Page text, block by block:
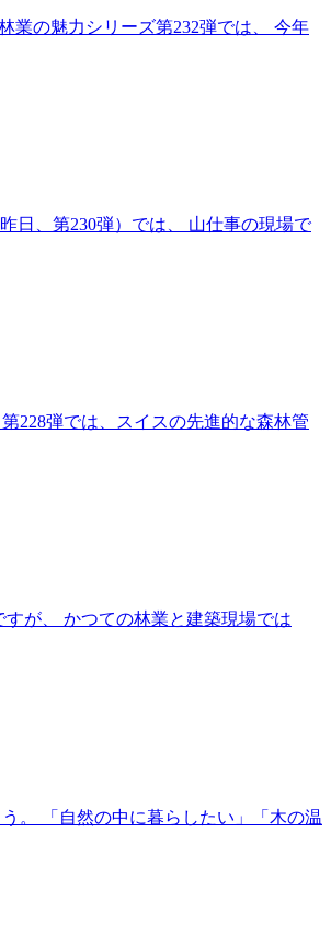
業の魅力シリーズ第232弾では、 今年
日、第230弾）では、 山仕事の現場で
228弾では、スイスの先進的な森林管
が、 かつての林業と建築現場では
。 「自然の中に暮らしたい」「木の温